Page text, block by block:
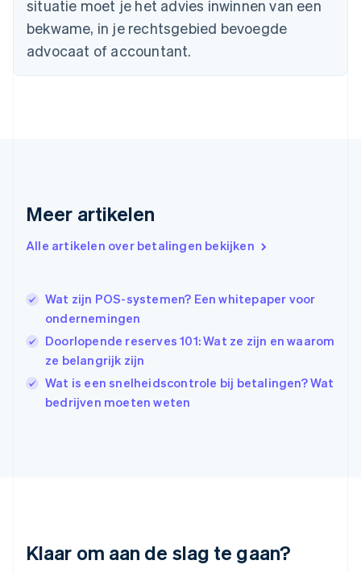
situatie moet je het advies inwinnen van een
bekwame, in je rechtsgebied bevoegde
advocaat of accountant.
Meer artikelen
Alle artikelen over betalingen bekijken
Wat zijn POS-systemen? Een whitepaper voor
ondernemingen
Doorlopende reserves 101: Wat ze zijn en waarom
ze belangrijk zijn
Wat is een snelheidscontrole bij betalingen? Wat
bedrijven moeten weten
Klaar om aan de slag te gaan?
Duitsland
DeutschEnglish
Estland
English
Finland
Hongarije
Hongkong SAR, China
English
English
Italië
ItalianoEnglish
日本語English
Kroatië
FrançaisDeutschEnglish